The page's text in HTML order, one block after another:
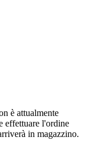
è attualmente
effettuare l'ordine
in magazzino.